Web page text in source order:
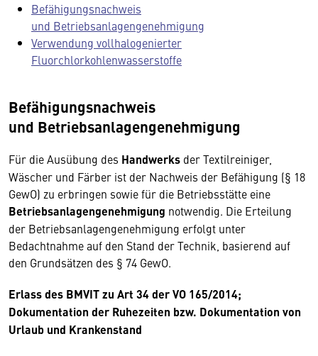
Befähigungsnachweis
und Betriebsanlagengenehmigung
Verwendung vollhalogenierter
Fluorchlorkohlenwasserstoffe
Befähigungsnachweis
und Betriebsanlagengenehmigung
Für die Ausübung des Handwerks der Textilreiniger,
Wäscher und Färber ist der Nachweis der Befähigung (§ 18
GewO) zu erbringen sowie für die Betriebsstätte eine
Betriebsanlagengenehmigung notwendig. Die Erteilung
der Betriebsanlagengenehmigung erfolgt unter
Bedachtnahme auf den Stand der Technik, basierend auf
den Grundsätzen des § 74 GewO.
Erlass des BMVIT zu Art 34 der VO 165/2014;
Dokumentation der Ruhezeiten bzw. Dokumentation von
Urlaub und Krankenstand